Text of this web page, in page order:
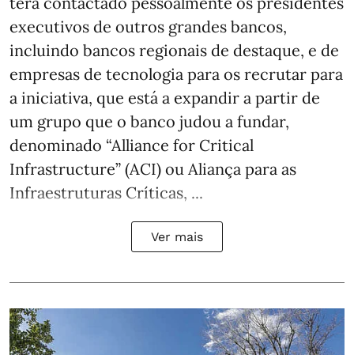
executivos de outros grandes bancos,
incluindo bancos regionais de destaque, e de
empresas de tecnologia para os recrutar para
a iniciativa, que está a expandir a partir de
um grupo que o banco judou a fundar,
denominado “Alliance for Critical
Infrastructure” (ACI) ou Aliança para as
Infraestruturas Críticas, ...
Ver mais